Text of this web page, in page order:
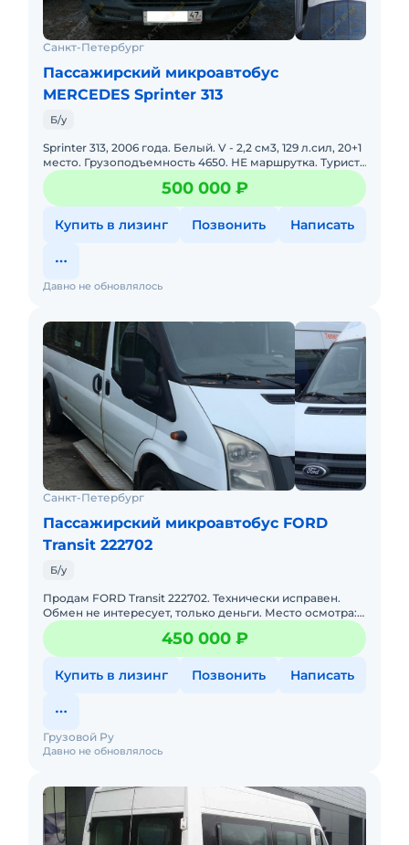
Санкт-Петербург
Пассажирский микроавтобус
MERCEDES Sprinter 313
Б/у
Sprinter 313, 2006 года. Белый. V - 2,2 см3, 129 л.сил, 20+1
место. Грузоподъемность 4650. НЕ маршрутка. Турист,
кондиционер, сухой фен, ремни безопасности на в
500 000 ₽
Купить в лизинг Позвонить Написать
Давно не обновлялось
Санкт-Петербург
Пассажирский микроавтобус FORD
Transit 222702
Б/у
Продам FORD Transit 222702. Технически исправен.
Обмен не интересует, только деньги. Место осмотра:
Горнолыжный курорт Охта-Парк (Ленинградская обл,
Всеволожски
450 000 ₽
Купить в лизинг Позвонить Написать
Давно не обновлялось
Грузовой Ру